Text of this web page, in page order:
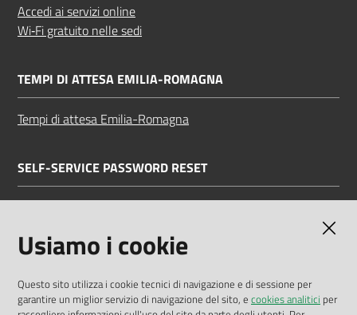
Accedi ai servizi online
Wi‑Fi gratuito nelle sedi
TEMPI DI ATTESA EMILIA-ROMAGNA
Tempi di attesa Emilia-Romagna
SELF-SERVICE PASSWORD RESET
Dichiarazione di accessibilità
Usiamo i cookie
Questo sito utilizza i cookie tecnici di navigazione e di sessione per
garantire un miglior servizio di navigazione del sito, e cookies analitici per